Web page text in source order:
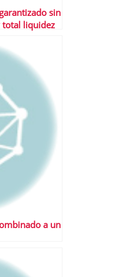
sin
liquidez
a un